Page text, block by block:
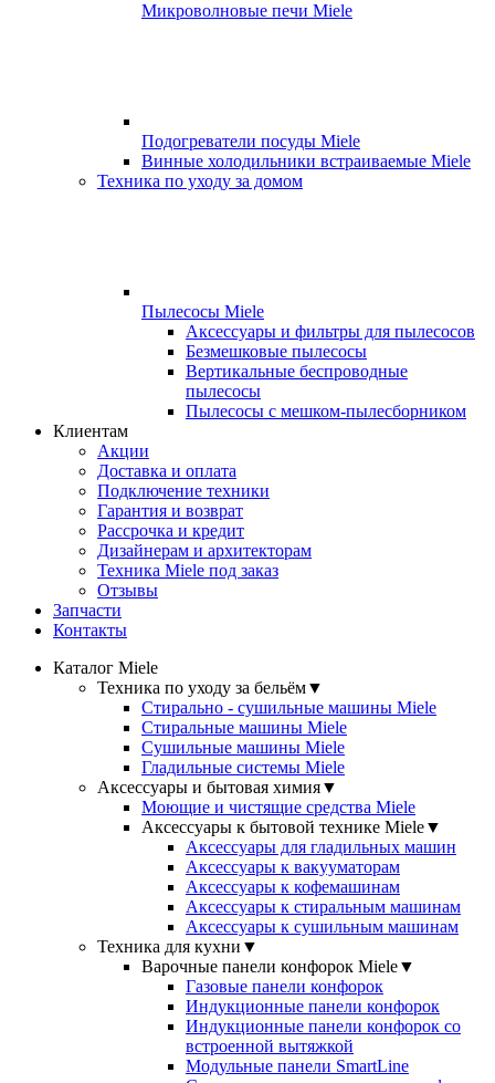
Микроволновые печи Miele
Подогреватели посуды Miele
Винные холодильники встраиваемые Miele
Техника по уходу за домом
Пылесосы Miele
Аксессуары и фильтры для пылесосов
Безмешковые пылесосы
Вертикальные беспроводные
пылесосы
Пылесосы с мешком-пылесборником
Клиентам
Акции
Доставка и оплата
Подключение техники
Гарантия и возврат
Рассрочка и кредит
Дизайнерам и архитекторам
Техника Miele под заказ
Отзывы
Запчасти
Контакты
Каталог Miele
Техника по уходу за бельём▼
Стирально - сушильные машины Miele
Стиральные машины Miele
Сушильные машины Miele
Гладильные системы Miele
Аксессуары и бытовая химия▼
Моющие и чистящие средства Miele
Аксессуары к бытовой технике Miele▼
Аксессуары для гладильных машин
Аксессуары к вакууматорам
Аксессуары к кофемашинам
Аксессуары к стиральным машинам
Аксессуары к сушильным машинам
Техника для кухни ▼
Варочные панели конфорок Miele▼
Газовые панели конфорок
Индукционные панели конфорок
Индукционные панели конфорок со
встроенной вытяжкой
Модульные панели SmartLine